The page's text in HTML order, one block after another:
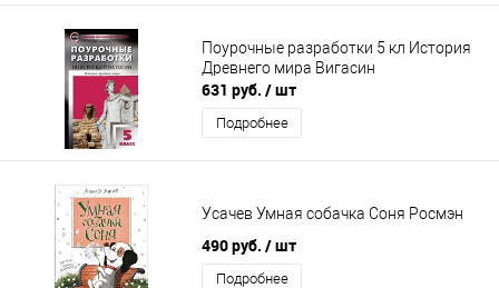
Поурочные разработки 5 кл История
Древнего мира Вигасин
631 руб. / шт
Подробнее
Усачев Умная собачка Соня Росмэн
490 руб. / шт
Подробнее